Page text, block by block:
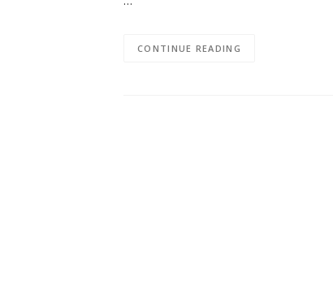
CONTINUE READING